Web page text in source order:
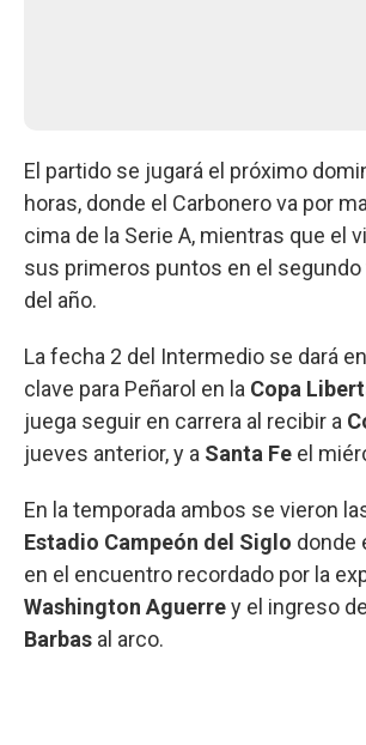
El partido se jugará el próximo
horas, donde el Carbonero va por
cima de la Serie A, mientras que el
sus primeros puntos en el
del año.
La fecha 2 del Intermedio se dará
clave para Peñarol en la Copa
juega seguir en carrera al recibir a
jueves anterior, y a Santa Fe el
En la temporada ambos se vieron
Estadio Campeón del Siglo donde
en el encuentro recordado por la
Washington Aguerrey el ingreso de
Barbas al arco.